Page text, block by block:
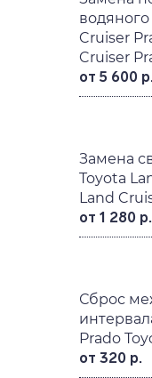
водяного
Cruiser
Cruiser
от 5 600 р.
Замена
Toyota
Land
от 1 280 р.
Сброс
Prado
от 320 р.